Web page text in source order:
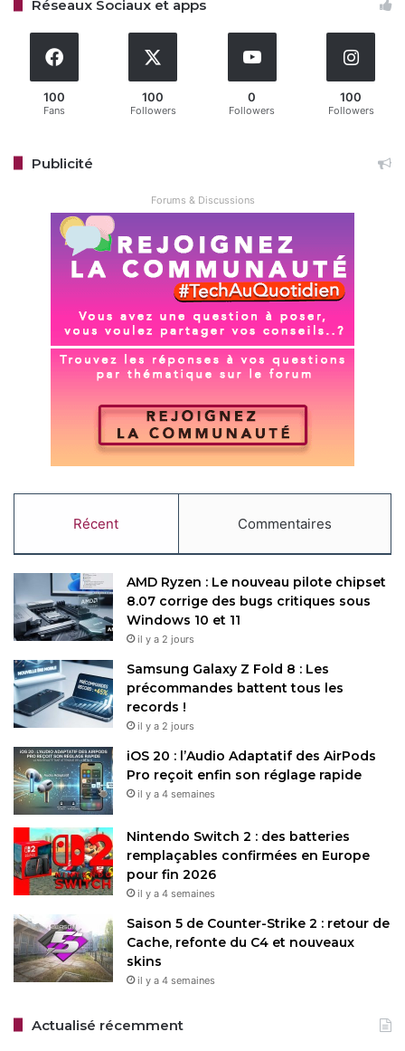
Réseaux Sociaux et apps
100
Fans
100
Followers
0
Followers
100
Followers
Publicité
Forums & Discussions
Récent Commentaires
AMD Ryzen : Le nouveau pilote chipset
8.07 corrige des bugs critiques sous
Windows 10 et 11
il y a 2 jours
Samsung Galaxy Z Fold 8 : Les
précommandes battent tous les
records !
il y a 2 jours
iOS 20 : l’Audio Adaptatif des AirPods
Pro reçoit enfin son réglage rapide
il y a 4 semaines
Nintendo Switch 2 : des batteries
remplaçables confirmées en Europe
pour fin 2026
il y a 4 semaines
Saison 5 de Counter-Strike 2 : retour de
Cache, refonte du C4 et nouveaux
skins
il y a 4 semaines
Actualisé récemment